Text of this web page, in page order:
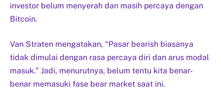
investor belum menyerah dan masih percaya dengan
Bitcoin.
Van Straten mengatakan, “Pasar bearish biasanya
tidak dimulai dengan rasa percaya diri dan arus modal
masuk.” Jadi, menurutnya, belum tentu kita benar-
benar memasuki fase bear market saat ini.